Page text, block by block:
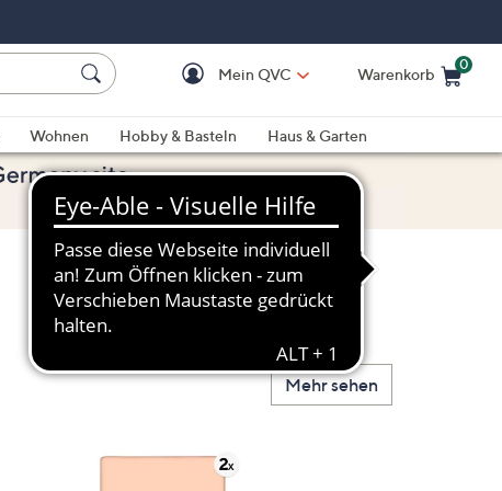
Mein QVC Warenkorb
0
Wohnen Hobby & Basteln
Haus & Garten
Mehr sehen